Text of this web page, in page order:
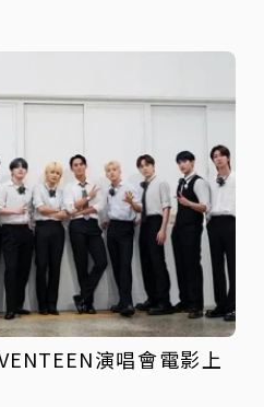
演唱會電影上